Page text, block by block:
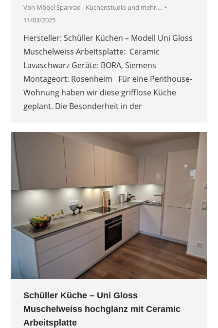
Von Möbel Spanrad - Küchenstudio und mehr ...
11/03/2025
Hersteller: Schüller Küchen – Modell Uni Gloss
Muschelweiss Arbeitsplatte: Ceramic
Lavaschwarz Geräte: BORA, Siemens
Montageort: Rosenheim Für eine Penthouse-
Wohnung haben wir diese grifflose Küche
geplant. Die Besonderheit in der
Schüller Küche – Uni Gloss
Muschelweiss hochglanz mit Ceramic
Arbeitsplatte